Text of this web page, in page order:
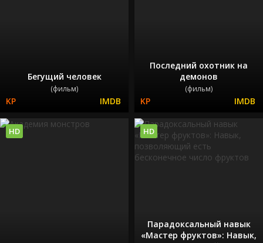
Бегущий человек
(фильм)
Последний охотник на
демонов
(фильм)
HD
Парадоксальный навык
«Мастер фруктов»: Навык,
HD